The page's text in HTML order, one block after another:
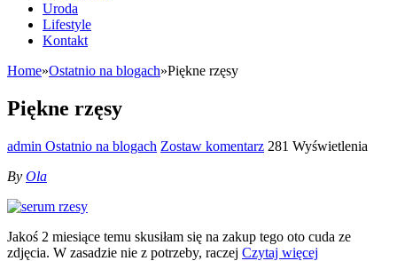
Uroda
Lifestyle
Kontakt
Home»Ostatnio na blogach»Piękne rzęsy
Piękne rzęsy
admin Ostatnio na blogach Zostaw komentarz 281 Wyświetlenia
By Ola
Jakoś 2 miesiące temu skusiłam się na zakup tego oto cuda ze
zdjęcia. W zasadzie nie z potrzeby, raczej Czytaj więcej